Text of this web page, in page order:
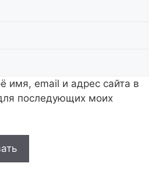
имя, email и адрес сайта в
последующих моих